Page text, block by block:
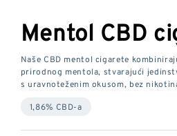
prozoru
Mentol CBD
Naše CBD mentol cigarete
prirodnog mentola, stvarajući
s uravnoteženim okusom, bez
1,86% CBD-a